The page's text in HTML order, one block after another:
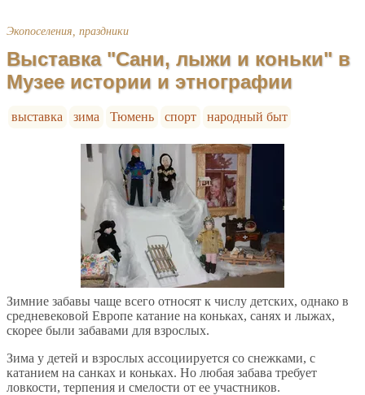
Экопоселения, праздники
Выставка "Сани, лыжи и коньки" в
Музее истории и этнографии
выставка зима Тюмень спорт народный быт
Зимние забавы чаще всего относят к числу детских, однако в
средневековой Европе катание на коньках, санях и лыжах,
скорее были забавами для взрослых.
Зима у детей и взрослых ассоциируется со снежками, с
катанием на санках и коньках. Но любая забава требует
ловкости, терпения и смелости от ее участников.